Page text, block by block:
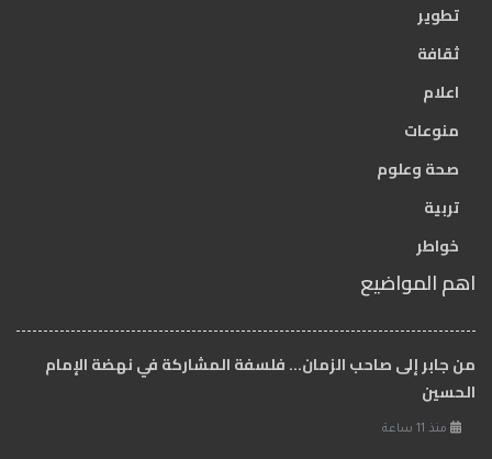
تطوير
ثقافة
اعلام
منوعات
صحة وعلوم
تربية
خواطر
اهم المواضيع
من جابر إلى صاحب الزمان… فلسفة المشاركة في نهضة الإمام
الحسين
منذ 11 ساعة